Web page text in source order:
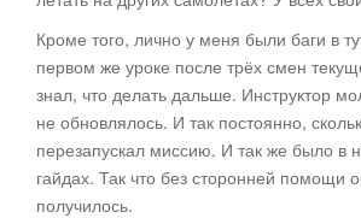
Кроме того, лично у меня были баги в
первом же уроке после трёх смен
знал, что делать дальше. Инструктор
не обновлялось. И так постоянно,
перезапускал миссию. И так же было в
гайдах. Так что без сторонней помощи
получилось.